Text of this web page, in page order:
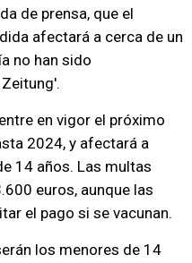
de prensa, que el
afectará a cerca de un
no han sido
en vigor el próximo
2024, y afectará a
14 años. Las multas
euros, aunque las
el pago si se vacunan.
los menores de 14